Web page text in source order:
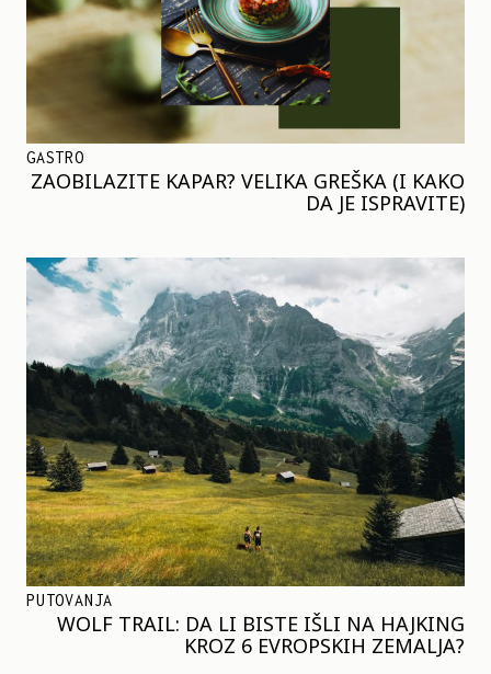
GASTRO
ZAOBILAZITE KAPAR? VELIKA GREŠKA (I KAKO
DA JE ISPRAVITE)
PUTOVANJA
WOLF TRAIL: DA LI BISTE IŠLI NA HAJKING
KROZ 6 EVROPSKIH ZEMALJA?